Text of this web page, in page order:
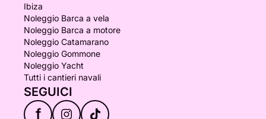
Ibiza
Noleggio Barca a vela
Noleggio Barca a motore
Noleggio Catamarano
Noleggio Gommone
Noleggio Yacht
Tutti i cantieri navali
SEGUICI
f